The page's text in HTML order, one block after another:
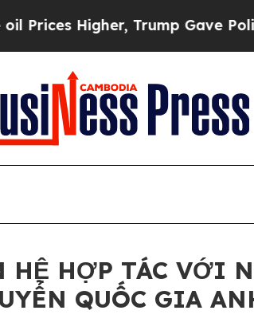
Higher, Trump Gave
HỢP TÁC VỚI
QUỐC GIA